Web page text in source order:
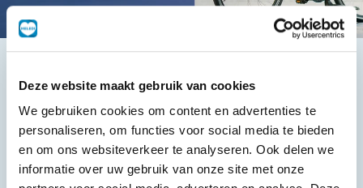
Deze website maakt gebruik van cookies
We gebruiken cookies om content en advertenties te
personaliseren, om functies voor social media te bieden
en om ons websiteverkeer te analyseren. Ook delen we
informatie over uw gebruik van onze site met onze
Het beste, de goedkoopste